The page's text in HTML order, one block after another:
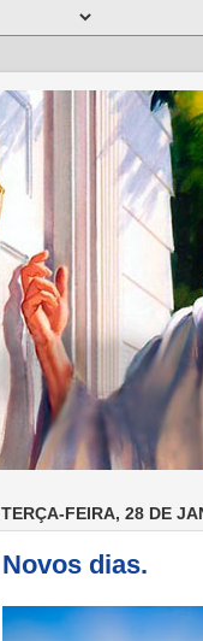
TERÇA-FEIRA, 28 DE
Novos dias.